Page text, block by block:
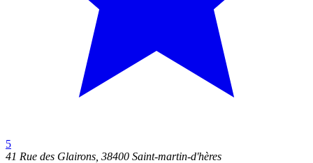
5
41 Rue des Glairons, 38400 Saint-martin-d'hères